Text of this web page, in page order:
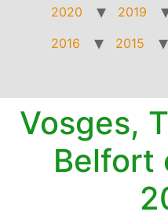
2020
2019
2016
2015
Vosges,
Belfort